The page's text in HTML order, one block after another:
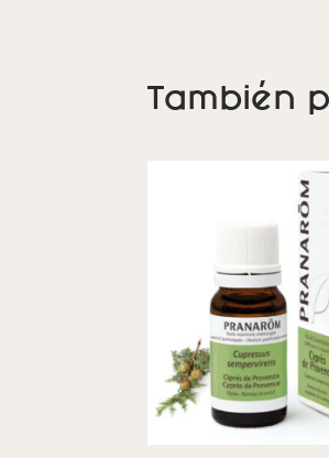
También